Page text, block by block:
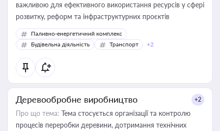
важливою для ефективного використання ресурсів у сфері
розвитку, реформ та інфраструктурних проєктів
Паливно-енергетичний комплекс
Будівельна діяльність
Транспорт +2
Деревообробне виробництво +2
Про що тема: Тема стосується організації та контролю
процесів переробки деревини, дотримання технічних